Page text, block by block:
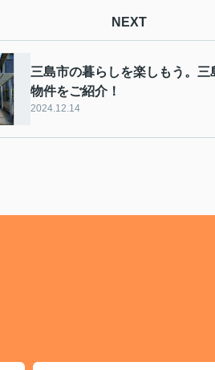
NEXT
三島市の暮らしを楽しもう。
物件をご紹介！
2024.12.14